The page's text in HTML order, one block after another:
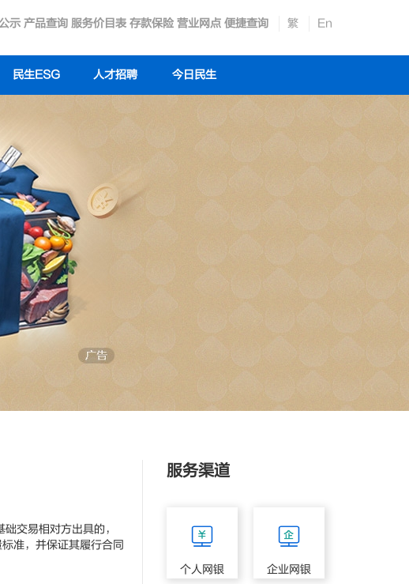
示 产品查询 服务价目表 存款保险 营业网点 便捷查询 繁 En
民生ESG 人才招聘 今日民生
交易相对方出具的，
准，并保证其履行合同
服务渠道
个人网银 企业网银